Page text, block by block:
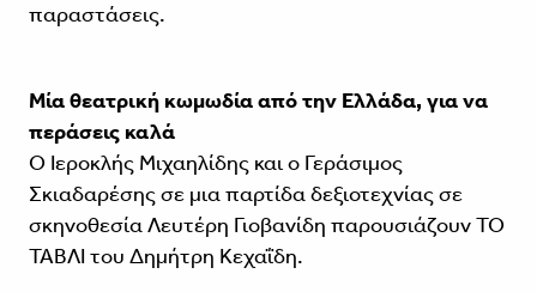
παραστάσεις.
Μία θεατρική κωμωδία από την Ελλάδα, για να
περάσεις καλά
Ο Ιεροκλής Μιχαηλίδης και ο Γεράσιμος
Σκιαδαρέσης σε μια παρτίδα δεξιοτεχνίας σε
σκηνοθεσία Λευτέρη Γιοβανίδη παρουσιάζουν ΤΟ
ΤΑΒΛΙ του Δημήτρη Κεχαΐδη.